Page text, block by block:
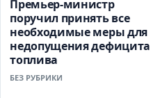
Премьер-министр
поручил принять все
необходимые меры для
недопущения дефицита
топлива
БЕЗ РУБРИКИ